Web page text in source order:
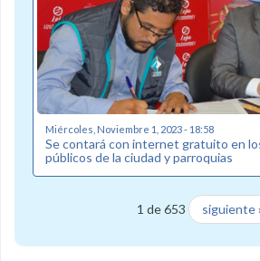
Miércoles, Noviembre 1, 2023 - 18:58
Se contará con internet gratuito en
públicos de la ciudad y parroquias
1 de 653 siguiente ›